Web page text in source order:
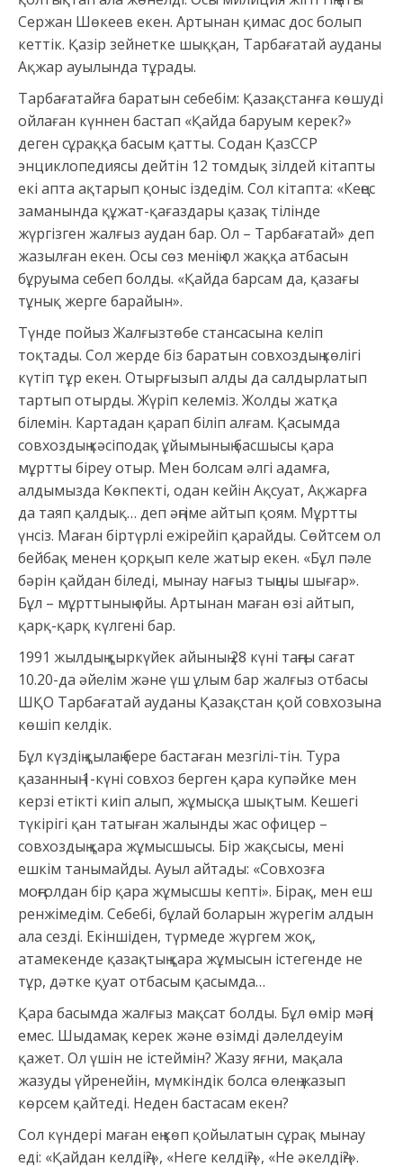
Сержан Шөкеев екен. Артынан қимас дос болып
кеттік. Қазір зейнетке шыққан, Тарбағатай ауданы
Ақжар ауылында тұрады.
Тарбағатайға баратын себебім: Қазақстанға көшуді
ойлаған күннен бастап «Қайда баруым керек?»
деген сұраққа басым қатты. Содан ҚазССР
энциклопедиясы дейтін 12 томдық зілдей кітапты
екі апта ақтарып қоныс іздедім. Сол кітапта: «Кеңес
заманында құжат-қағаздары қазақ тілінде
жүргізген жалғыз аудан бар. Ол – Тарбағатай» деп
жазылған екен. Осы сөз менің ол жаққа атбасын
бұруыма себеп болды. «Қайда барсам да, қазағы
тұнық жерге барайын».
Түнде пойыз Жалғызтөбе стансасына келіп
тоқтады. Сол жерде біз баратын совхоздың көлігі
күтіп тұр екен. Отырғызып алды да салдырлатып
тартып отырды. Жүріп келеміз. Жолды жатқа
білемін. Картадан қарап біліп алғам. Қасымда
совхоздың кәсіподақ ұйымының басшысы қара
мұртты біреу отыр. Мен болсам әлгі адамға,
алдымызда Көкпекті, одан кейін Ақсуат, Ақжарға
да таяп қалдық… деп әңгіме айтып қоям. Мұртты
үнсіз. Маған біртүрлі ежірейіп қарайды. Сөйтсем ол
бейбақ менен қорқып келе жатыр екен. «Бұл пәле
бәрін қайдан біледі, мынау нағыз тыңшы шығар».
Бұл – мұрттының ойы. Артынан маған өзі айтып,
қарқ-қарқ күлгені бар.
1991 жылдың қыркүйек айының 28 күні таңғы сағат
10.20-да әйелім және үш ұлым бар жалғыз отбасы
ШҚО Тарбағатай ауданы Қазақстан қой совхозына
көшіп келдік.
Бұл күздің қылаң бере бастаған мезгілі-тін. Тура
қазанның 1-күні совхоз берген қара купәйке мен
керзі етікті киіп алып, жұмысқа шықтым. Кешегі
түкірігі қан татыған жалынды жас офицер –
совхоздың қара жұмысшысы. Бір жақсысы, мені
ешкім танымайды. Ауыл айтады: «Совхозға
моңғолдан бір қара жұмысшы кепті». Бірақ, мен еш
ренжімедім. Себебі, бұлай боларын жүрегім алдын
ала сезді. Екіншіден, түрмеде жүргем жоқ,
атамекенде қазақтың қара жұмысын істегенде не
тұр, дәтке қуат отбасым қасымда…
Қара басымда жалғыз мақсат болды. Бұл өмір мәңгі
емес. Шыдамақ керек және өзімді дәлелдеуім
қажет. Ол үшін не істеймін? Жазу яғни, мақала
жазуды үйренейін, мүмкіндік болса өлең жазып
көрсем қайтеді. Неден бастасам екен?
Сол күндері маған ең көп қойылатын сұрақ мынау
еді: «Қайдан келдің?», «Неге келдің?», «Не әкелдің?».